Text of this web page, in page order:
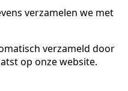
verzamelen we met
verzameld door
op onze website.